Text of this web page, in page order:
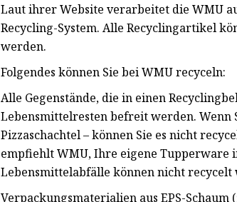
Laut ihrer Website verarbeitet die WMU
Recycling-System. Alle Recyclingartikel
werden.
Folgendes können Sie bei WMU recyceln:
Alle Gegenstände, die in einen
Lebensmittelresten befreit werden. Wenn
Pizzaschachtel – können Sie es nicht
empfiehlt WMU, Ihre eigene Tupperware
Lebensmittelabfälle können nicht recycelt
Verpackungsmaterialien aus EPS-